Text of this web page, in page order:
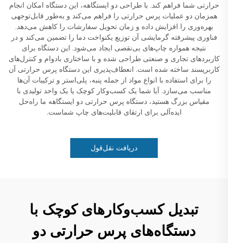
حرارتی شما فراهم کند. با طراحی دو ایستگاهه، این دستگاه امکان انجام
همزمان دو عملیات پرس حرارتی را فراهم می‌کند و به‌طور قابل‌توجهی
بهره‌وری را افزایش داده و زمان تحویل سفارشات را کاهش می‌دهد.
فناوری پیشرفته گرمایشی آن توزیع یکنواخت دما را تضمین می‌کند و در
نتیجه همواره چاپ‌های بی‌نقصی ایجاد می‌شود. این دستگاه برای
کاربردهای تجاری و صنعتی طراحی شده و با ساختاری بادوام و کنترل‌های
کاربرپسند ساخته شده است. انعطاف‌پذیری این دستگاه پرس حرارتی آن
را برای استفاده با انواع مواد از جمله پنبه، پلی‌استر و ترکیبات آن‌ها
مناسب می‌سازد. آیا شما یک کسب‌وکار کوچک یا یک واحد تولیدی با
مقیاس بزرگ هستید، دستگاه پرس حرارتی دو ایستگاهه ما راه‌حل
ایده‌آلی برای ارتقای قابلیت‌های چاپ شماست.
دریافت نقل‌قول
تبدیل کسب‌وکارهای کوچک با
دستگاه‌های پرس حرارتی دو